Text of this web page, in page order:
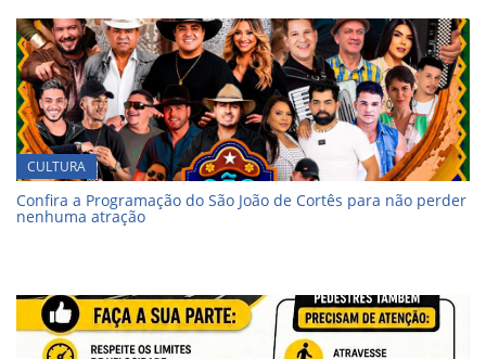
CULTURA
Confira a Programação do São João de Cortês para não perder
nenhuma atração